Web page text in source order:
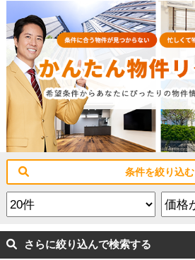
条件を絞り込む
さらに絞り込んで検索する